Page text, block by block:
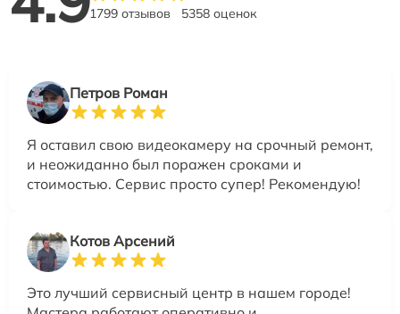
1799 отзывов 5358 оценок
Петров Роман
Я оставил свою видеокамеру на срочный ремонт,
и неожиданно был поражен сроками и
стоимостью. Сервис просто супер! Рекомендую!
Котов Арсений
Это лучший сервисный центр в нашем городе!